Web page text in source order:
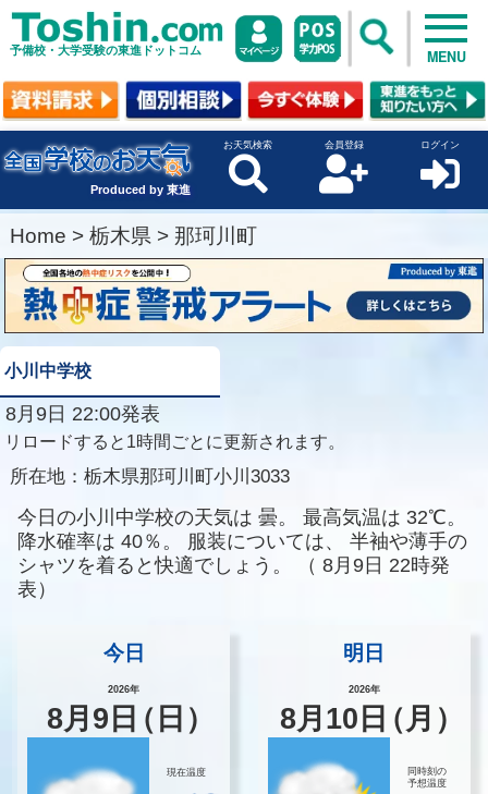
予備校・大学受験の東進ドットコム MENU
Produced by 東進
お天気検索 会員登録 ログイン
Home > 栃木県 > 那珂川町
小川中学校
8月9日 22:00発表
リロードすると1時間ごとに更新されます。
所在地： 栃木県那珂川町小川3033
今日の小川中学校の天気は 曇。 最高気温は 32℃。
降水確率は 40％。 服装については、
半袖や薄手の
シャツを着ると快適でしょう。
（ 8月9日 22時発
表）
今日
2026年
8月 9 日（日）
現在温度
明日
2026年
8月 10 日（月）
同時刻の
予想温度